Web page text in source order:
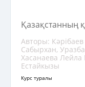
Қазақстанның
Авторы:
Сабырхан,
Хасанаева
Естайкызы
Курс туралы